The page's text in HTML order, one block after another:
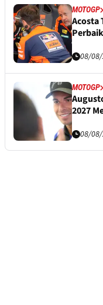
MOTOGP
Acosta
08/
MOTOGP
2027
08/